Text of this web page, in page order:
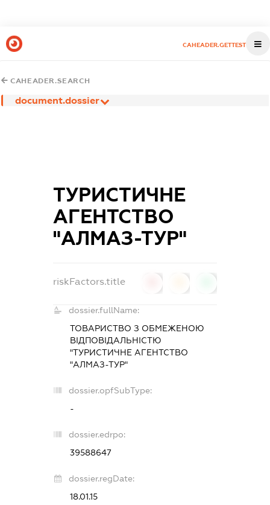
CAHEADER.GETTEST
CAHEADER.SEARCH
document.dossier
ТУРИСТИЧНЕ
АГЕНТСТВО
"АЛМАЗ-ТУР"
riskFactors.title
dossier.fullName:
ТОВАРИСТВО З ОБМЕЖЕНОЮ
ВІДПОВІДАЛЬНІСТЮ
"ТУРИСТИЧНЕ АГЕНТСТВО
"АЛМАЗ-ТУР"
dossier.opfSubType:
-
dossier.edrpo:
39588647
dossier.regDate:
18.01.15